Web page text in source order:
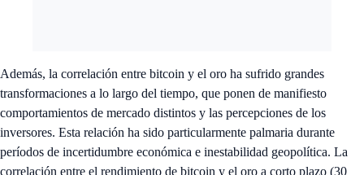
Además, la correlación entre bitcoin y el oro ha sufrido grandes
transformaciones a lo largo del tiempo, que ponen de manifiesto
comportamientos de mercado distintos y las percepciones de los
inversores. Esta relación ha sido particularmente palmaria durante
períodos de incertidumbre económica e inestabilidad geopolítica. La
correlación entre el rendimiento de bitcoin y el oro a corto plazo (30